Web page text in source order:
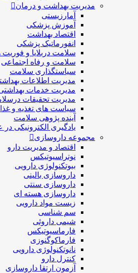
مدیریت بهداشت و درمان
آمارزیستی
آموزش پزشکی
اقتصاد بهداشت
انفورماتیک پزشکی
سلامت دربلايا و فوريت
سلامت و رفاه اجتماعی
سیاستگذاری سلامت
مدیریت اطلاعات
مدیریت خدمات
مدیریت تحقیقات
سیاست های تغذیه و غذا
آینده پژوهی سلامت
یادگیری الکترونیکی
مجموعه داروسازی
اقتصاد و مديريت دارو
نوتراسیوتیکس
بيوتكنولوژی دارویی
داروسازی بالينی
داروسازی سنتی
داروسازی هسته ای
زیست مواد دارویی
سم شناسی
شيمی داروئی
فارماسيوتيكس
فارماكوگنوزی
نانوتکنولوژی دارویی
كنترل دارو
آزمون ارتقا داروسازی